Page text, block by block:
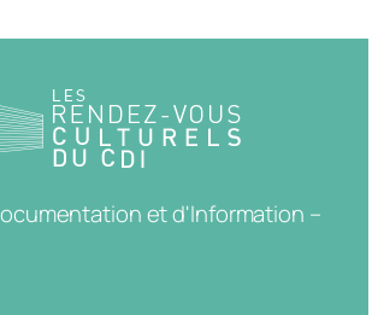
et d'Information –